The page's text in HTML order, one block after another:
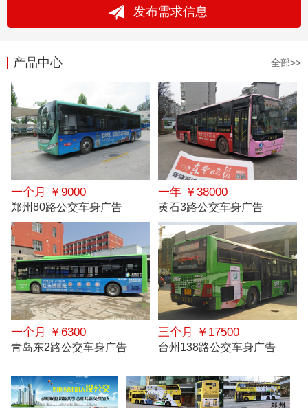
发布需求信息
产品中心 全部>>
一个月 ￥9000
郑州80路公交车身广告
一年 ￥38000
黄石3路公交车身广告
一个月 ￥6300
青岛东2路公交车身广告
三个月 ￥17500
台州138路公交车身广告